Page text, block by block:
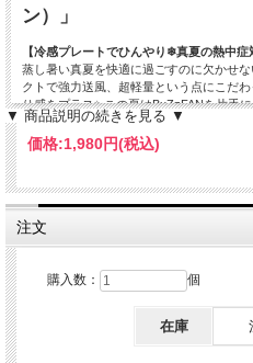
ン）」
【冷感プレートでひんやり❄真夏の熱中症
蒸し暑い真夏を快適に過ごすのに欠かせ
クトで強力送風、超軽量という点にこだ
り感をプラス✨この夏はBuZzFANを片手
か？🏖️
【3段階風力調節・強力送風】
コンパクトなのに驚くほどパワフル！3段
※使用方法：電源のオン・オフと風
※しっかりとした風量を実現する設
▼ 商品説明の続きを見る ▼
価格:1,980円(税込)
注文
購入数： 個
在庫